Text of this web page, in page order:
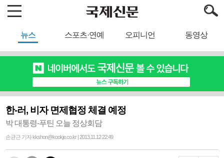
뉴스 스포츠·연예 오피니언 동영상
한-러, 비자 면제협정 체결 예정
박 대통령-푸틴 오늘 정상회담
손균근 기자 kkshon@kookje.co.kr | 2013.11.12 22:49